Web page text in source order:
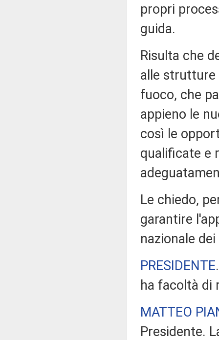
propri
guida.
Risulta che
alle strutture
fuoco, che
appieno le
così le
qualificate e
Le chiedo,
garantire
nazionale
PRESIDENTE
ha facoltà di
MATTEO
Presidente.